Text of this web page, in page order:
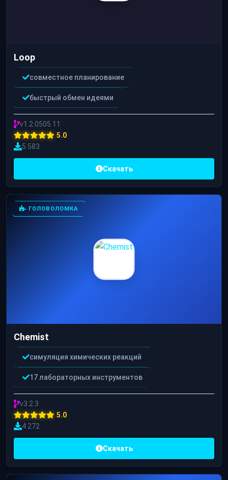
Loop
совместное планирование
быстрый обмен идеями
v1.2.0505.11
5.0
5 583
Скачать
ГОЛОВОЛОМКА
Chemist
симуляция химических реакций
17 лабораторных инструментов
v3.2.3
5.0
4 272
Скачать